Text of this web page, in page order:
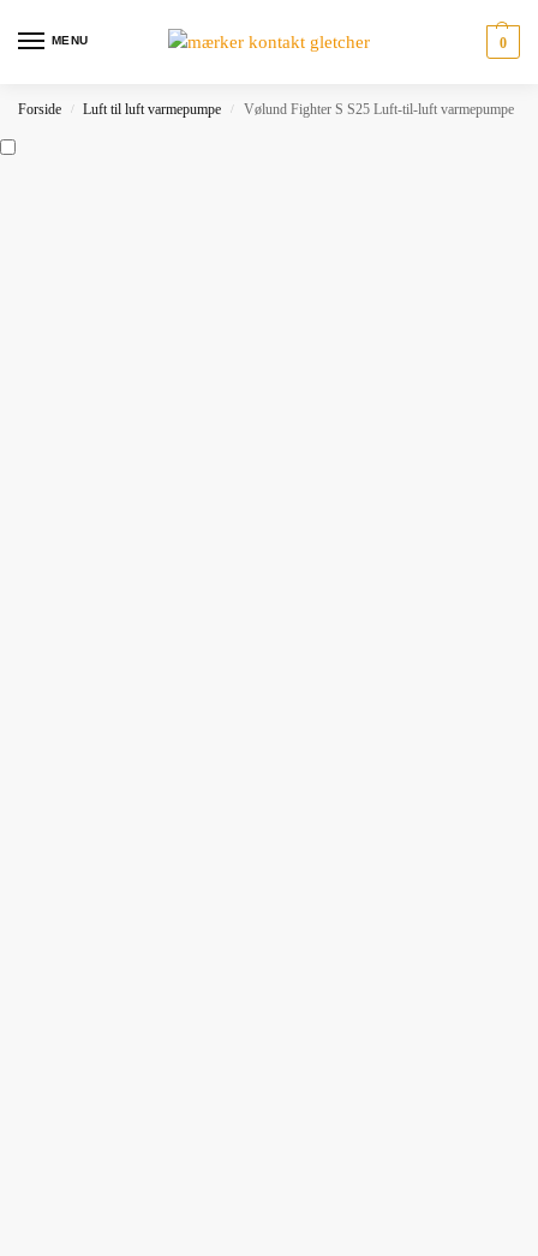
MENU 0
Forside / Luft til luft varmepumpe / Vølund Fighter S S25 Luft-til-luft varmepumpe